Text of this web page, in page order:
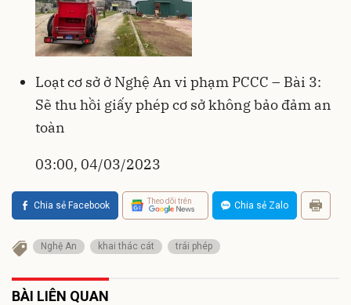
Loạt cơ sở ở Nghệ An vi phạm PCCC – Bài 3:
Sẽ thu hồi giấy phép cơ sở không bảo đảm an
toàn
03:00, 04/03/2023
Chia sẻ Facebook Theo dõi trên Chia sẻ Zalo
Nghệ An khai thác cát trái phép
BÀI LIÊN QUAN